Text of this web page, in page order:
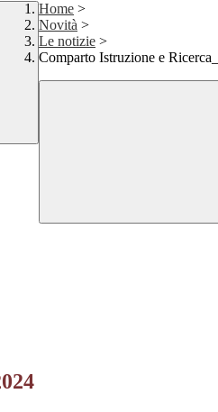
Home >
Novità >
Le notizie >
Comparto Istruzione e